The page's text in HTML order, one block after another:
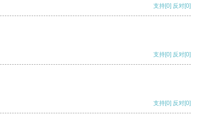
支持[0] 反对[0]
支持[0] 反对[0]
支持[0] 反对[0]